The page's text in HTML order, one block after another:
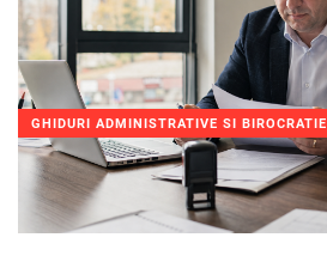
GHIDURI ADMINISTRATIVE SI BIROCRATIE